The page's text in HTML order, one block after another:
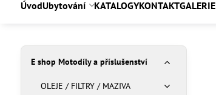
ÚvodUbytování KATALOGYKONTAKTGALERIE
E shop Motodíly a příslušenství
OLEJE / FILTRY / MAZIVA